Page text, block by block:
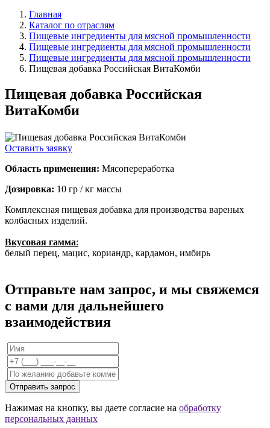
Главная
Каталог по отраслям
Пищевые ингредиенты для мясной промышленности
Пищевые ингредиенты для мясной промышленности
Пищевые ингредиенты для мясной промышленности
Пищевая добавка Российская ВитаКомби
Пищевая добавка Российская
ВитаКомби
Оставить заявку
Область применения: Мясопереработка
Дозировка: 10 гр / кг массы
Комплексная пищевая добавка для производства вареных
колбасных изделий.
Вкусовая гамма:
белый перец, мацис, кориандр, кардамон, имбирь
Отправьте нам запрос, и мы свяжемся
с вами для дальнейшего
взаимодействия
Отправить запрос
Нажимая на кнопку, вы даете согласие на обработку
персональных данных